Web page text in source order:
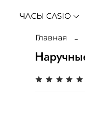
ЧАСЫ CASIO
Главная